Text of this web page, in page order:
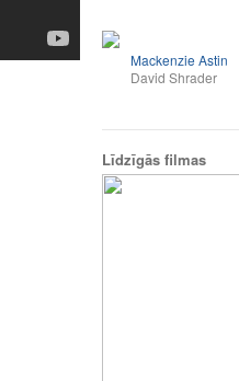
Mackenzie Astin
David Shrader
Līdzīgās filmas